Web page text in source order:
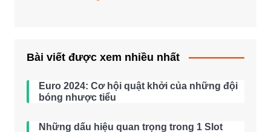
Bài viết được xem nhiều nhất
Euro 2024: Cơ hội quật khởi của những đội
bóng nhược tiểu
Những dấu hiệu quan trọng trong 1 Slot